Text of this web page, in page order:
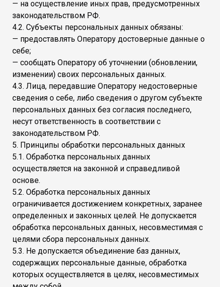
— на осуществление иных прав, предусмотренных
законодательством РФ.
4.2. Субъекты персональных данных обязаны:
— предоставлять Оператору достоверные данные о
себе;
— сообщать Оператору об уточнении (обновлении,
изменении) своих персональных данных.
4.3. Лица, передавшие Оператору недостоверные
сведения о себе, либо сведения о другом субъекте
персональных данных без согласия последнего,
несут ответственность в соответствии с
законодательством РФ.
5. Принципы обработки персональных данных
5.1. Обработка персональных данных
осуществляется на законной и справедливой
основе.
5.2. Обработка персональных данных
ограничивается достижением конкретных, заранее
определенных и законных целей. Не допускается
обработка персональных данных, несовместимая с
целями сбора персональных данных.
5.3. Не допускается объединение баз данных,
содержащих персональные данные, обработка
которых осуществляется в целях, несовместимых